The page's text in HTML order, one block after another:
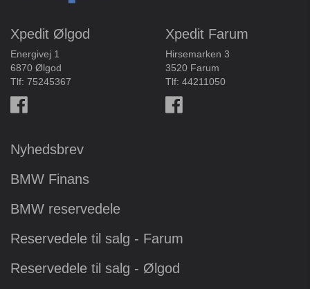
Xpedit Ølgod
Energivej 1
6870 Ølgod
Tlf: 75245367
Xpedit Farum
Hirsemarken 3
3520 Farum
Tlf: 44211050
Nyhedsbrev
BMW Finans
BMW reservedele
Reservedele til salg - Farum
Reservedele til salg - Ølgod